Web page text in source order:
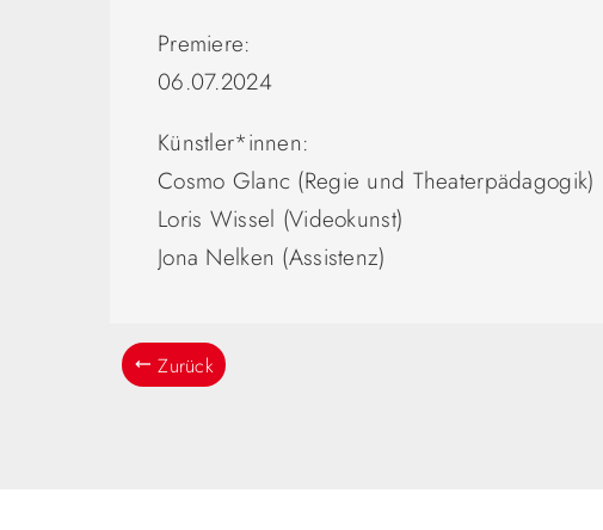
Premiere:
06.07.2024
Künstler*innen:
Cosmo Glanc (Regie und Theaterpädagogik)
Loris Wissel (Videokunst)
Jona Nelken (Assistenz)
Zurück